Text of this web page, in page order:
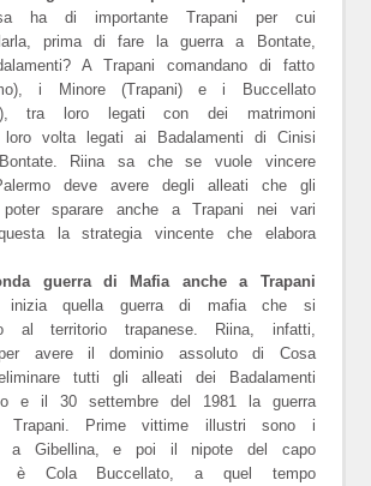
ha di importante Trapani per cui
prima di fare la guerra a Bontate,
A Trapani comandano di fatto
i Minore (Trapani) e i Buccellato
tra loro legati con dei matrimoni
volta legati ai Badalamenti di Cinisi
Riina sa che se vuole vincere
deve avere degli alleati che gli
poter sparare anche a Trapani nei vari
la strategia vincente che elabora
guerra di Mafia anche a Trapani
inizia quella guerra di mafia che si
al territorio trapanese. Riina, infatti,
avere il dominio assoluto di Cosa
tutti gli alleati dei Badalamenti
e il 30 settembre del 1981 la guerra
Prime vittime illustri sono i
a Gibellina, e poi il nipote del capo
è Cola Buccellato, a quel tempo